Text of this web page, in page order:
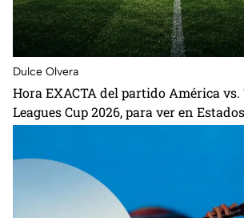
Dulce Olvera
⁠Hora EXACTA del partido América vs.
Leagues Cup 2026, para ver en